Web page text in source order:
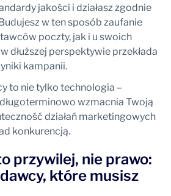
jakości i działasz zgodnie
w ten sposób zaufanie
poczty, jak i u swoich
dłuższej perspektywie przekłada
kampanii.
to nie tylko technologia –
wzmacnia Twoją
działań marketingowych
konkurencją.
przywilej, nie prawo:
które musisz